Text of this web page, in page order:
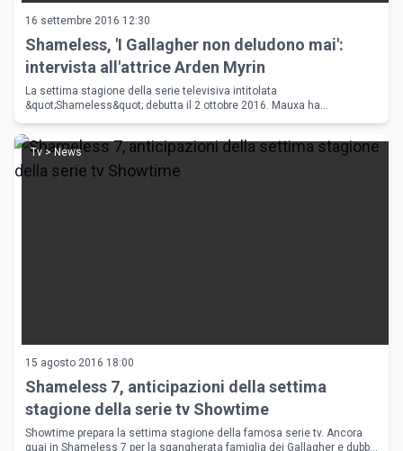
16 settembre 2016 12:30
Shameless, 'I Gallagher non deludono mai':
intervista all'attrice Arden Myrin
La settima stagione della serie televisiva intitolata
&quot;Shameless&quot; debutta il 2 ottobre 2016. Mauxa ha
Dolores/Monica.
Tv > News
15 agosto 2016 18:00
Shameless 7, anticipazioni della settima
stagione della serie tv Showtime
Showtime prepara la settima stagione della famosa serie tv. Ancora
guai in Shameless 7 per la sgangherata famiglia dei Gallagher e dubbi